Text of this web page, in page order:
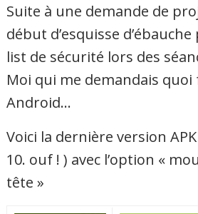
Suite à une demande de
début d’esquisse
list de sécurité lors des
Moi qui me demandais quoi
Android…
Voici la dernière version
10. ouf ! ) avec l’option «
tête »